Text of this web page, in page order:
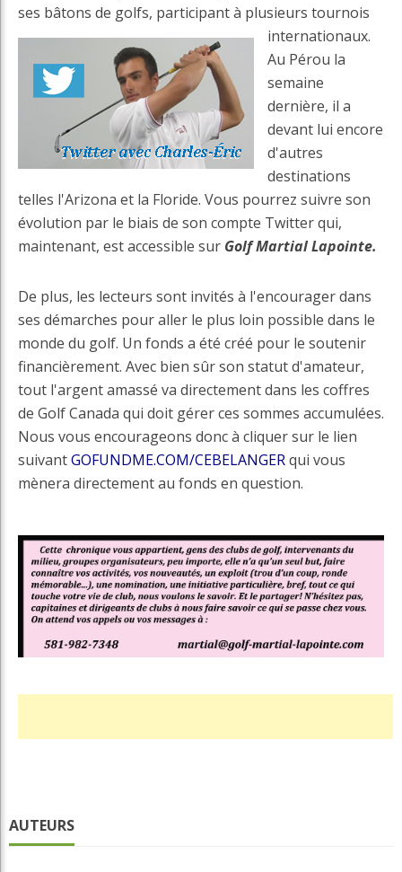
ses bâtons de golfs, participant à plusieurs tournois
internationaux.
Au Pérou la
semaine
dernière, il a
devant lui encore
d'autres
destinations
telles l'Arizona et la Floride. Vous pourrez suivre son
évolution par le biais de son compte Twitter qui,
maintenant, est accessible sur Golf Martial Lapointe.
De plus, les lecteurs sont invités à l'encourager dans
ses démarches pour aller le plus loin possible dans le
monde du golf. Un fonds a été créé pour le soutenir
financièrement. Avec bien sûr son statut d'amateur,
tout l'argent amassé va directement dans les coffres
de Golf Canada qui doit gérer ces sommes accumulées.
Nous vous encourageons donc à cliquer sur le lien
suivantGOFUNDME.COM/CEBELANGERqui vous
mènera directement au fonds en question.
AUTEURS